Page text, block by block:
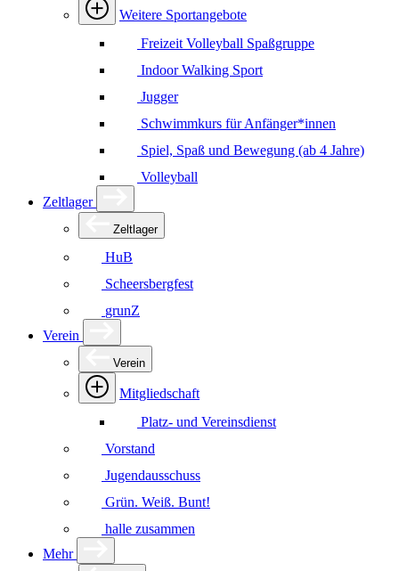
Weitere Sportangebote
Freizeit Volleyball Spaßgruppe
Indoor Walking Sport
Jugger
Schwimmkurs für Anfänger*innen
Spiel, Spaß und Bewegung (ab 4 Jahre)
Volleyball
Zeltlager
Zeltlager
HuB
Scheersbergfest
grunZ
Verein
Verein
Mitgliedschaft
Platz- und Vereinsdienst
Vorstand
Jugendausschuss
Grün. Weiß. Bunt!
halle zusammen
Mehr